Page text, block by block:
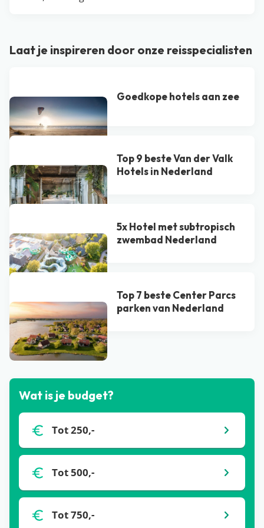
Laat je inspireren door onze reisspecialisten
Goedkope hotels aan zee
Top 9 beste Van der Valk
Hotel​s in Nederland
5x Hotel met subtropisch
zwembad Nederland
Top 7 beste Center Parcs
parken van Nederland
Bekijk alle blogs
Wat is je budget?
Tot 250,-
Tot 500,-
Tot 750,-